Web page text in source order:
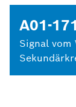
A01-
Signal